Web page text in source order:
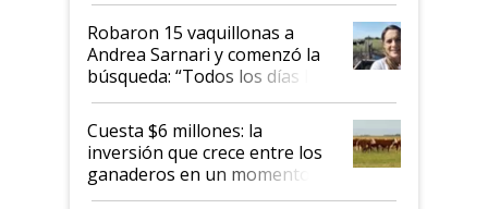
Robaron 15 vaquillonas a
Andrea Sarnari y comenzó la
búsqueda: “Todos los días le
toca a algún productor”
Cuesta $6 millones: la
inversión que crece entre los
ganaderos en un momento
histórico para la actividad